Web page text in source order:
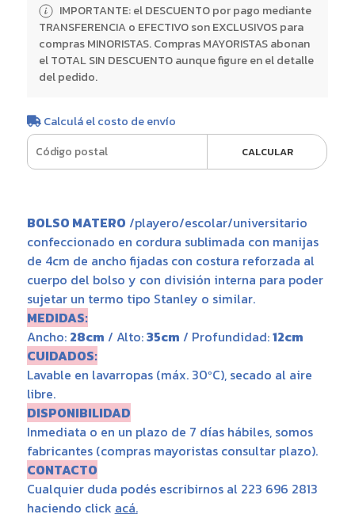
IMPORTANTE: el DESCUENTO por pago mediante
TRANSFERENCIA o EFECTIVO son EXCLUSIVOS para
compras MINORISTAS. Compras MAYORISTAS abonan
el TOTAL SIN DESCUENTO aunque figure en el detalle
del pedido.
Calculá el costo de envío
CALCULAR
BOLSO MATERO /playero/escolar/universitario
confeccionado en cordura sublimada con manijas
de 4cm de ancho fijadas con costura reforzada al
cuerpo del bolso y con división interna para poder
sujetar un termo tipo Stanley o similar.
MEDIDAS:
Ancho: 28cm / Alto:35cm / Profundidad:12cm
CUIDADOS:
Lavable en lavarropas (máx. 30ºC), secado al aire
libre.
DISPONIBILIDAD
Inmediata o en un plazo de 7 días hábiles, somos
fabricantes (compras mayoristas consultar plazo).
CONTACTO
Cualquier duda podés escribirnos al 223 696 2813
haciendo click acá.